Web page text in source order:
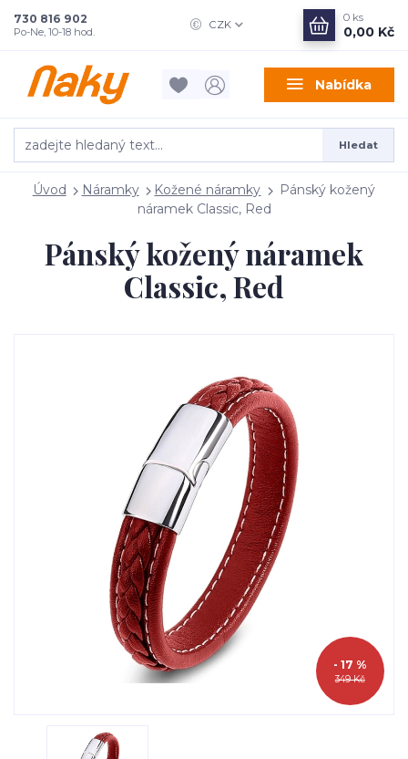
Nabídka
CZK
Hledat
730 816 902
Po-Ne, 10-18 hod.
0 ks
0,00 Kč
Úvod Náramky Kožené náramky
Pánský kožený
náramek Classic, Red
Pánský kožený náramek
Classic, Red
349 Kč
- 17 %